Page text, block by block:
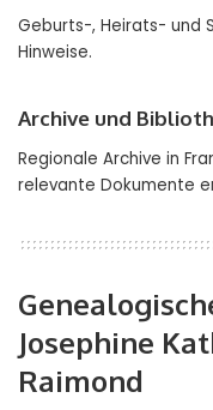
Geburts-, Heirats- und
Hinweise.
Archive und
Regionale Archive in
relevante Dokumente
Josephine
Raimond